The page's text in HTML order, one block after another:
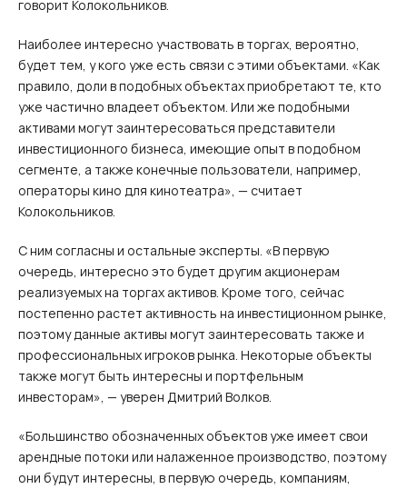
говорит Колокольников.
Наиболее интересно участвовать в торгах, вероятно,
будет тем, у кого уже есть связи с этими объектами. «Как
правило, доли в подобных объектах приобретают те, кто
уже частично владеет объектом. Или же подобными
активами могут заинтересоваться представители
инвестиционного бизнеса, имеющие опыт в подобном
сегменте, а также конечные пользователи, например,
операторы кино для кинотеатра», — считает
Колокольников.
С ним согласны и остальные эксперты. «В первую
очередь, интересно это будет другим акционерам
реализуемых на торгах активов. Кроме того, сейчас
постепенно растет активность на инвестиционном рынке,
поэтому данные активы могут заинтересовать также и
профессиональных игроков рынка. Некоторые объекты
также могут быть интересны и портфельным
инвесторам», — уверен Дмитрий Волков.
«Большинство обозначенных объектов уже имеет свои
арендные потоки или налаженное производство, поэтому
они будут интересны, в первую очередь, компаниям,